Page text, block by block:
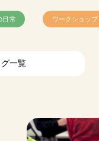
日常 ワークショップ